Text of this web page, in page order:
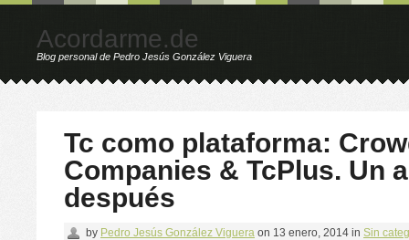
Acordarme.de
Blog personal de Pedro Jesús González Viguera
Tc como plataforma:
Companies & TcPlus. Un
después
by Pedro Jesús González Viguera on 13 enero, 2014 in Sin